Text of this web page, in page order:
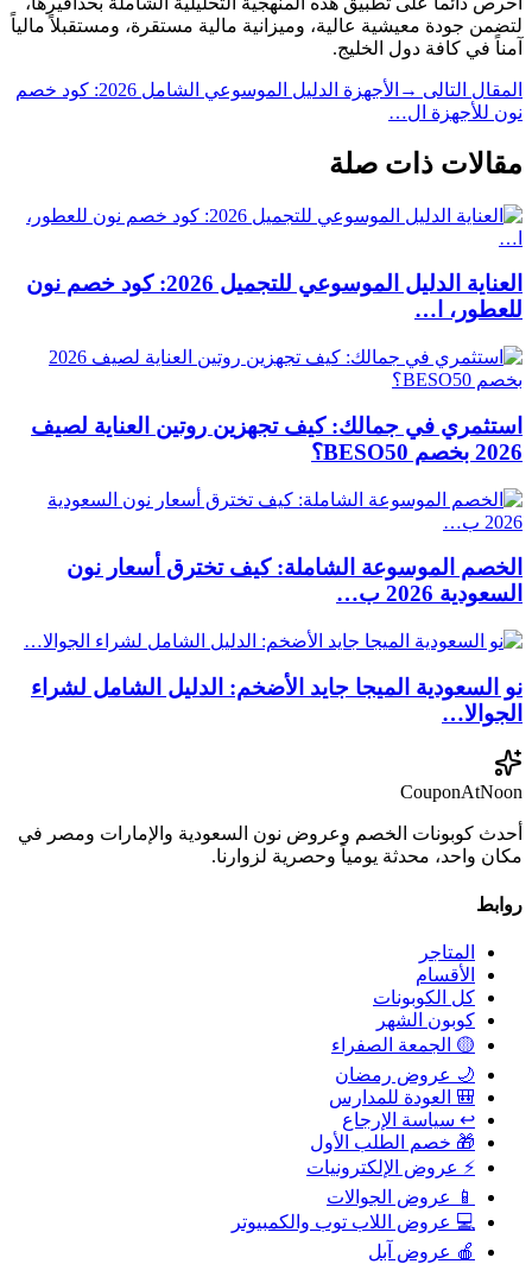
لتضمن جودة معيشية عالية، وميزانية مالية مستقرة، ومستقبلاً مالياً
آمناً في كافة دول الخليج.
المقال التالى →
الأجهزة الدليل الموسوعي الشامل 2026: كود خصم
نون للأجهزة ال…
مقالات ذات صلة
العناية الدليل الموسوعي للتجميل 2026: كود خصم نون
للعطور، ا…
استثمري في جمالك: كيف تجهزين روتين العناية لصيف
2026 بخصم BESO50؟
الخصم الموسوعة الشاملة: كيف تخترق أسعار نون
السعودية 2026 ب…
نو السعودية الميجا جايد الأضخم: الدليل الشامل لشراء
الجوالا…
CouponAtNoon
أحدث كوبونات الخصم وعروض نون السعودية والإمارات ومصر في
مكان واحد، محدثة يومياً وحصرية لزوارنا.
روابط
المتاجر
الأقسام
كل الكوبونات
كوبون الشهر
🟡 الجمعة الصفراء
🌙 عروض رمضان
🎒 العودة للمدارس
↩️ سياسة الإرجاع
🎁 خصم الطلب الأول
⚡ عروض الإلكترونيات
📱 عروض الجوالات
💻 عروض اللاب توب والكمبيوتر
🍎 عروض آبل